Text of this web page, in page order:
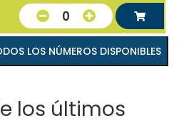
0
VER TODOS LOS NÚMEROS DISPONIBLES
los últimos